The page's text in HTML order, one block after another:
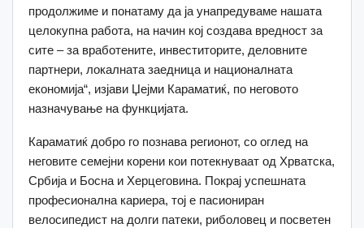
продолжиме и понатаму да ја унапредуваме нашата
целокупна работа, на начин кој создава вредност за
сите – за вработените, инвеститорите, деловните
партнери, локалната заедница и националната
економија“, изјави Џејми Караматиќ, по неговото
назначување на функцијата.
Караматиќ добро го познава регионот, со оглед на
неговите семејни корени кои потекнуваат од Хрватска,
Србија и Босна и Херцеговина. Пoкрај успешната
професионална кариера, тој е пасиониран
велосипедист на долги патеки, риболовец и посветен